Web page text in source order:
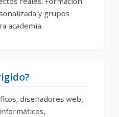
y grupos
academia.
diseñadores web,